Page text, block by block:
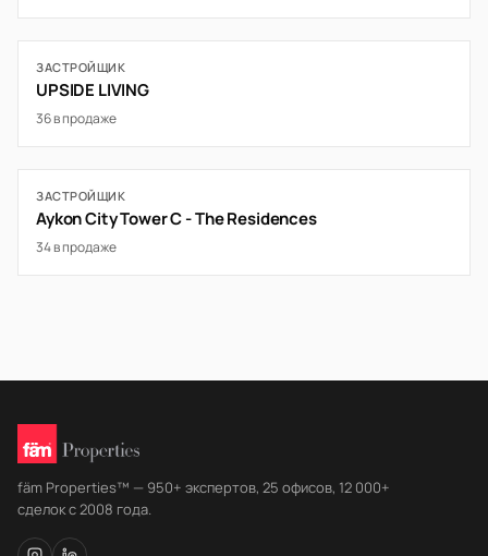
ЗАСТРОЙЩИК
UPSIDE LIVING
36 в продаже
ЗАСТРОЙЩИК
Aykon City Tower C - The Residences
34 в продаже
fäm Properties™ — 950+ экспертов, 25 офисов, 12 000+
сделок с 2008 года.